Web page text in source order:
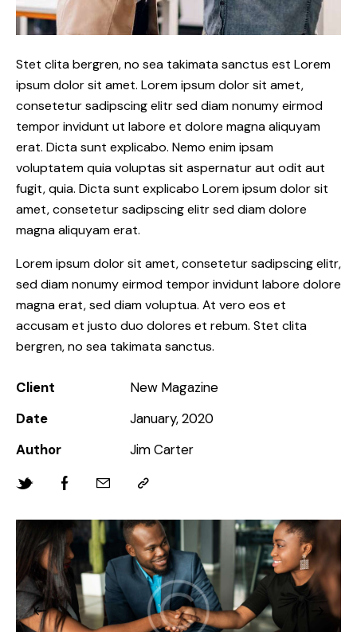
Stet clita bergren, no sea takimata sanctus est Lorem
ipsum dolor sit amet. Lorem ipsum dolor sit amet,
consetetur sadipscing elitr sed diam nonumy eirmod
tempor invidunt ut labore et dolore magna aliquyam
erat. Dicta sunt explicabo. Nemo enim ipsam
voluptatem quia voluptas sit aspernatur aut odit aut
fugit, quia. Dicta sunt explicabo Lorem ipsum dolor sit
amet, consetetur sadipscing elitr sed diam dolore
magna aliquyam erat.
Lorem ipsum dolor sit amet, consetetur sadipscing elitr,
sed diam nonumy eirmod tempor invidunt labore dolore
magna erat, sed diam voluptua. At vero eos et
accusam et justo duo dolores et rebum. Stet clita
bergren, no sea takimata sanctus.
Client
New Magazine
Date
January, 2020
Author
Jim Carter